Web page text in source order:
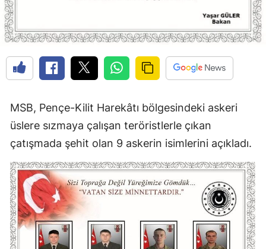
MSB, Pençe-Kilit Harekâtı bölgesindeki askeri
üslere sızmaya çalışan teröristlerle çıkan
çatışmada şehit olan 9 askerin isimlerini açıkladı.